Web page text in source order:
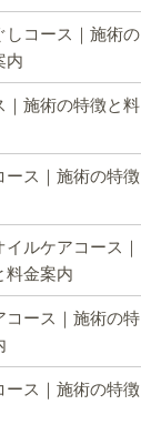
しコース｜施術の
内
｜施術の特徴と料
ース｜施術の特徴
ルケアコース｜
料金案内
コース｜施術の特
ース｜施術の特徴